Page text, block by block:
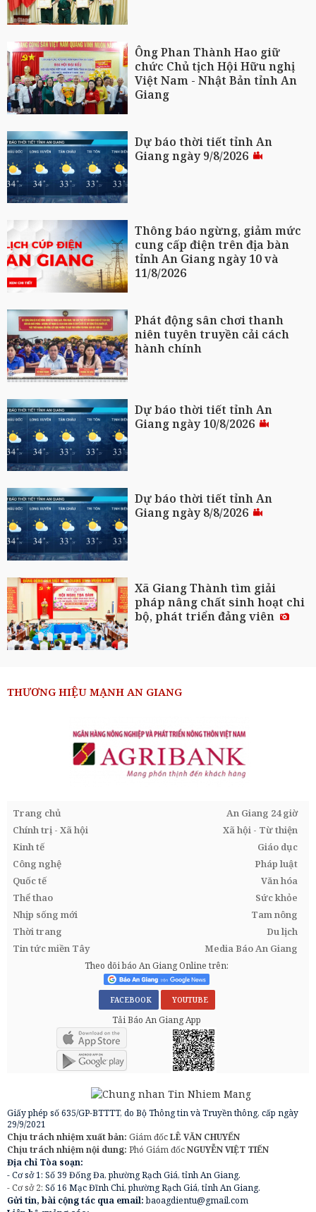
Ông Phan Thành Hao giữ
chức Chủ tịch Hội Hữu nghị
Việt Nam - Nhật Bản tỉnh An
Giang
Dự báo thời tiết tỉnh An
Giang ngày 9/8/2026
Thông báo ngừng, giảm mức
cung cấp điện trên địa bàn
tỉnh An Giang ngày 10 và
11/8/2026
Phát động sân chơi thanh
niên tuyên truyền cải cách
hành chính
Dự báo thời tiết tỉnh An
Giang ngày 10/8/2026
Dự báo thời tiết tỉnh An
Giang ngày 8/8/2026
Xã Giang Thành tìm giải
pháp nâng chất sinh hoạt chi
bộ, phát triển đảng viên
THƯƠNG HIỆU MẠNH AN GIANG
Trang chủ
An Giang 24 giờ
Chính trị - Xã hội
Xã hội - Từ thiện
Kinh tế
Giáo dục
Công nghệ
Pháp luật
Quốc tế
Văn hóa
Thể thao
Sức khỏe
Nhịp sống mới
Tam nông
Thời trang
Du lịch
Tin tức miền Tây
Media Báo An Giang
Theo dõi báo An Giang Online trên:
FACEBOOK YOUTUBE
Tải Báo An Giang App
Giấy phép số 635/GP-BTTTT, do Bộ Thông tin và Truyền thông, cấp ngày
29/9/2021
Chịu trách nhiệm xuất bản: Giám đốcLÊ VĂN CHUYỂN
Chịu trách nhiệm nội dung: Phó Giám đốcNGUYỄN VIỆT TIẾN
Địa chỉ Tòa soạn:
- Cơ sở 1: Số 39 Đống Đa, phường Rạch Giá, tỉnh An Giang.
- Cơ sở 2: Số 16 Mạc Đĩnh Chi, phường Rạch Giá, tỉnh An Giang.
Gửi tin, bài cộng tác qua email:baoagdientu@gmail.com